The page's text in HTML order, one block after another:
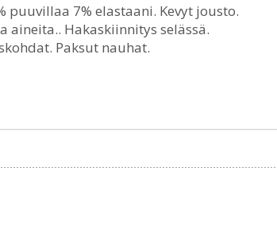
puuvillaa 7% elastaani. Kevyt jousto.
aineita.. Hakaskiinnitys selässä.
Paksut nauhat.